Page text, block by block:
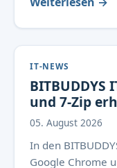
IT-NEWS
BITBUDDYS
und 7-Zip
05. August 2026
In den
Google Chrome